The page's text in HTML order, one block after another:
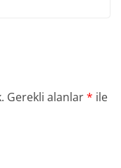
Gerekli alanlar* ile